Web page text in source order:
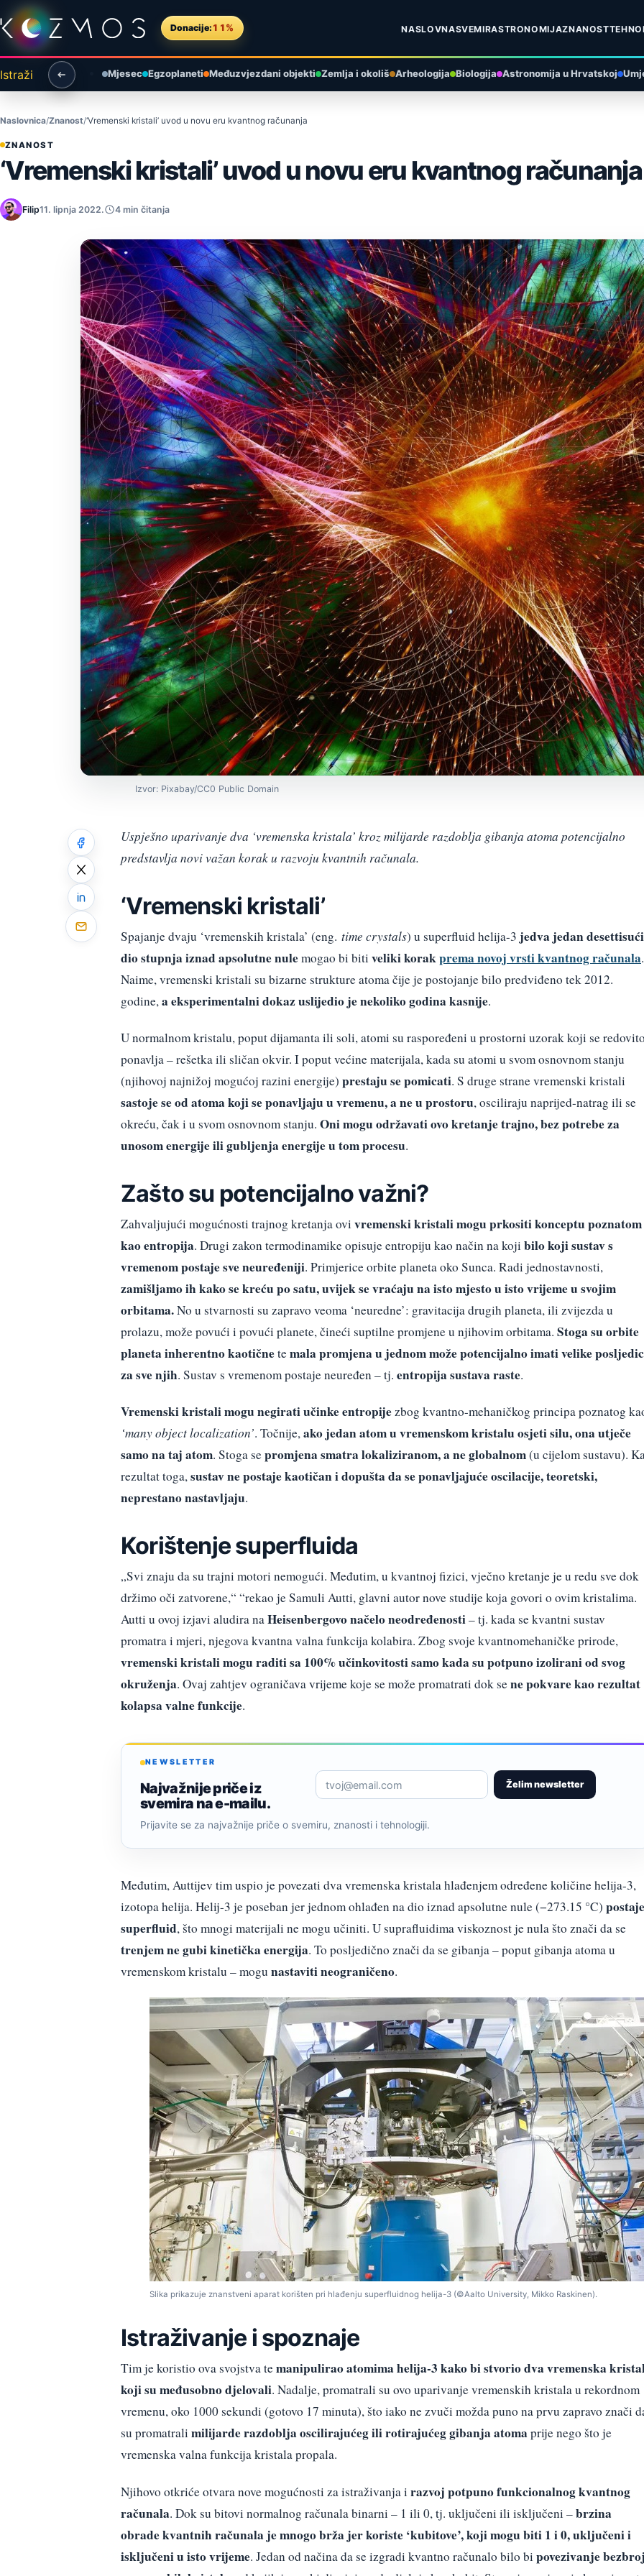
Preskoči na sadržaj
Donacije: 11% NASLOVNASVEMIRASTRONOMIJAZNANOST
Istraži Mjesec Egzoplaneti Međuzvjezdani objekti Zemlja i okoliš Arheologija Biologija Astronomija u Hrvatskoj
Naslovnica Znanost ‘Vremenski kristali’ uvod u novu eru kvantnog računanja
ZNANOST
‘Vremenski kristali’ uvod u novu eru kvantnog računanja
Filip11. lipnja 2022. 4 min čitanja
Izvor: Pixabay/CC0 Public Domain
Uspješno uparivanje dva ‘vremenska kristala’ kroz milijarde razdoblja gibanja atoma potencijalno
predstavlja novi važan korak u razvoju kvantnih računala.
‘Vremenski kristali’
Spajanje dvaju ‘vremenskih kristala’ (eng. time crystals) u superfluid helija-3 jedva jedan
dio stupnja iznad apsolutne nulemogao bi biti veliki korakprema novoj vrsti kvantnog računala.
Naime, vremenski kristali su bizarne strukture atoma čije je postojanje bilo predviđeno tek 2012.
godine,a eksperimentalni dokaz uslijedio je nekoliko godina kasnije.
U normalnom kristalu, poput dijamanta ili soli, atomi su raspoređeni u prostorni uzorak koji se
ponavlja – rešetka ili sličan okvir. I poput većine materijala, kada su atomi u svom osnovnom stanju
(njihovoj najnižoj mogućoj razini energije) prestaju se pomicati. S druge strane vremenski kristali
sastoje se od atoma koji se ponavljaju u vremenu, a ne u prostoru, osciliraju naprijed-natrag ili se
okreću, čak i u svom osnovnom stanju. Oni mogu održavati ovo kretanje trajno, bez potrebe za
unosom energije ili gubljenja energije u tom procesu.
Zašto su potencijalno važni?
Zahvaljujući mogućnosti trajnog kretanja ovi vremenski kristali mogu prkositi konceptu poznatom
kao entropija. Drugi zakon termodinamike opisuje entropiju kao način na koji bilo koji sustav s
vremenom postaje sve neuređeniji. Primjerice orbite planeta oko Sunca. Radi jednostavnosti,
zamišljamo ih kako se kreću po satu, uvijek se vraćaju na isto mjesto u isto vrijeme u svojim
orbitama.No u stvarnosti su zapravo veoma ‘neuredne’: gravitacija drugih planeta, ili zvijezda u
prolazu, može povući i povući planete, čineći suptilne promjene u njihovim orbitama. Stoga su orbite
planeta inherentno kaotičnetemala promjena u jednom može potencijalno imati velike
za sve njih. Sustav s vremenom postaje neuređen – tj. entropija sustava raste.
Vremenski kristali mogu negirati učinke entropijezbog kvantno-mehaničkog principa poznatog
‘many object localization’. Točnije,ako jedan atom u vremenskom kristalu osjeti silu, ona utječe
samo na taj atom. Stoga sepromjena smatra lokaliziranom, a ne globalnom(u cijelom sustavu).
rezultat toga,sustav ne postaje kaotičan i dopušta da se ponavljajuće oscilacije, teoretski,
neprestano nastavljaju.
Korištenje superfluida
„Svi znaju da su trajni motori nemogući. Međutim, u kvantnoj fizici, vječno kretanje je u redu sve dok
držimo oči zatvorene,“ “rekao je Samuli Autti, glavni autor nove studije koja govori o ovim kristalima.
Autti u ovoj izjavi aludira naHeisenbergovo načelo neodređenosti– tj. kada se kvantni sustav
promatra i mjeri, njegova kvantna valna funkcija kolabira. Zbog svoje kvantnomehaničke prirode,
vremenski kristali mogu raditi sa 100% učinkovitosti samo kada su potpuno izolirani od svog
okruženja. Ovaj zahtjev ograničava vrijeme koje se može promatrati dok sene pokvare kao rezultat
kolapsa valne funkcije.
NEWSLETTER
Najvažnije priče iz
svemira na e-mailu.
Želim newsletter
Prijavite se za najvažnije priče o svemiru, znanosti i tehnologiji.
Međutim, Auttijev tim uspio je povezati dva vremenska kristala hlađenjem određene količine helija-3,
izotopa helija. Helij-3 je poseban jer jednom ohlađen na dio iznad apsolutne nule (−273.15 °C) postaje
superfluid, što mnogi materijali ne mogu učiniti. U suprafluidima viskoznost je nula što znači da se
trenjem ne gubi kinetička energija. To posljedično znači da se gibanja – poput gibanja atoma u
vremenskom kristalu – mogu nastaviti neograničeno.
Slika prikazuje znanstveni aparat korišten pri hlađenju superfluidnog helija-3 (©Aalto University, Mikko Raskinen).
Istraživanje i spoznaje
Tim je koristio ova svojstva temanipulirao atomima helija-3 kako bi stvorio dva vremenska
koji su međusobno djelovali. Nadalje, promatrali su ovo uparivanje vremenskih kristala u rekordnom
vremenu, oko 1000 sekundi (gotovo 17 minuta), što iako ne zvuči možda puno na prvu zapravo znači
su promatrali milijarde razdoblja oscilirajućeg ili rotirajućeg gibanja atoma prije nego što je
vremenska valna funkcija kristala propala.
Njihovo otkriće otvara nove mogućnosti za istraživanja i razvoj potpuno funkcionalnog kvantnog
računala. Dok su bitovi normalnog računala binarni – 1 ili 0, tj. uključeni ili isključeni –brzina
obrade kvantnih računala je mnogo brža jer koriste ‘kubitove’, koji mogu biti 1 i 0, uključeni i
isključeni u isto vrijeme. Jedan od načina da se izgradi kvantno računalo bilo bi povezivanje